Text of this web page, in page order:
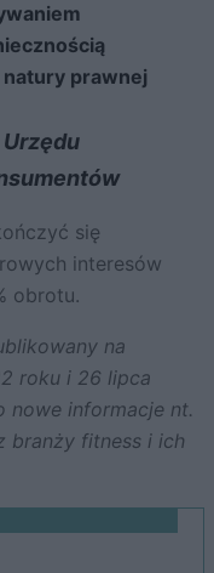
prawnej
się
interesów
obrotu.
na
roku i 26 lipca
nowe informacje nt.
branży fitness i ich